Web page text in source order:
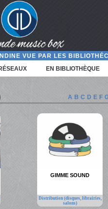
VUE PAR LES
EN BIBLIOTHÈQUE
A B C D E F
GIMME SOUND
Distribution (disques, librairies,
salons)